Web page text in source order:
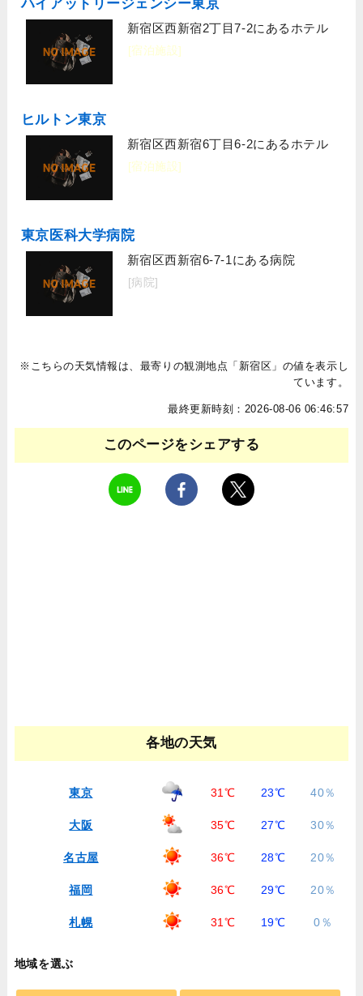
ハイアットリージェンシー東京
新宿区西新宿2丁目7-2にあるホテル
[宿泊施設]
ヒルトン東京
新宿区西新宿6丁目6-2にあるホテル
[宿泊施設]
東京医科大学病院
新宿区西新宿6-7-1にある病院
[病院]
※こちらの天気情報は、最寄りの観測地点「新宿区」の値を表示し
ています。
最終更新時刻：2026-08-06 06:46:57
このページをシェアする
各地の天気
東京 31℃ 23℃ 40％
大阪 35℃ 27℃ 30％
名古屋 36℃ 28℃ 20％
福岡 36℃ 29℃ 20％
札幌 31℃ 19℃ 0％
地域を選ぶ